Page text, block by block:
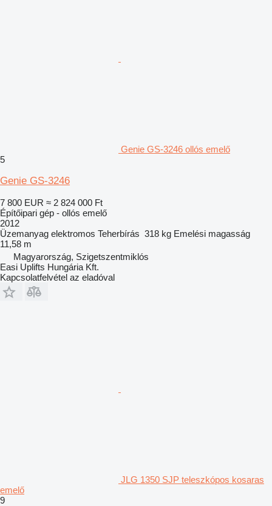
Genie GS-3246 ollós emelő
5
Genie GS-3246
7 800 EUR ≈ 2 824 000 Ft
Építőipari gép - ollós emelő
2012
Üzemanyag elektromos Teherbírás 318 kg Emelési magasság
11,58 m
Magyarország, Szigetszentmiklós
Easi Uplifts Hungária Kft.
Kapcsolatfelvétel az eladóval
JLG 1350 SJP teleszkópos kosaras
emelő
9